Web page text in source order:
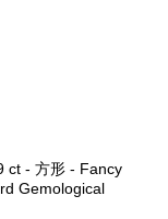
Gemological